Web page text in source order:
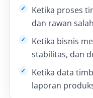
Ketika proses
dan rawan
Ketika bisnis
stabilitas, dan
Ketika data
laporan